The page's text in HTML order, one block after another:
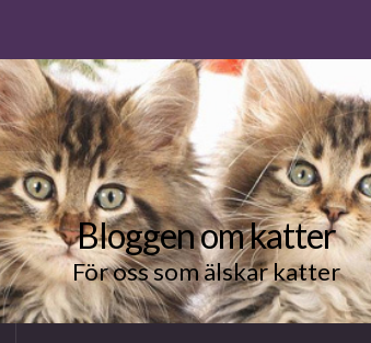
Bloggen om katter
För oss som älskar katter